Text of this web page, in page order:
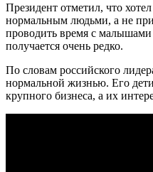
Президент отметил, что
нормальным людьми, а не
проводить время с малышами
получается очень редко.
По словам российского
нормальной жизнью. Его
крупного бизнеса, а их